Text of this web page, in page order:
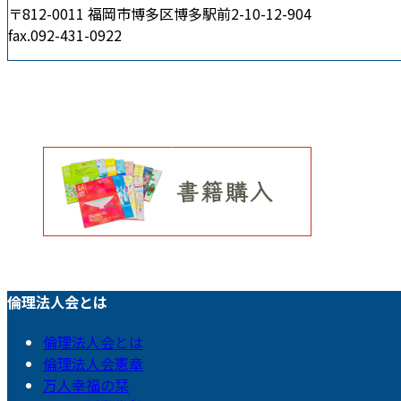
〒812-0011 福岡市博多区博多駅前2-10-12-904
fax.092-431-0922
倫理法人会とは
倫理法人会とは
倫理法人会憲章
万人幸福の栞